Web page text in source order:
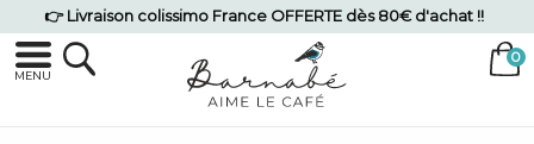
👉 Livraison colissimo France OFFERTE dès 80€ d'achat !!
MENU